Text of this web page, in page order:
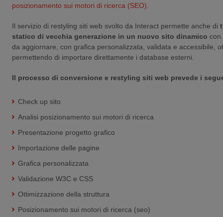
posizionamento sui motori di ricerca (SEO)
Il servizio di restyling siti web svolto da Interact permette anche di
statico di vecchia generazione in un nuovo sito dinamico con
da aggiornare, con grafica personalizzata, validata e accessibile,
permettendo di importare direttamente i database esterni.
Il processo di conversione e restyling siti web prevede i
Check up sito
Analisi posizionamento sui motori di ricerca
Presentazione progetto grafico
Importazione delle pagine
Grafica personalizzata
Validazione W3C e CSS
Ottimizzazione della struttura
Posizionamento sui motori di ricerca (seo)